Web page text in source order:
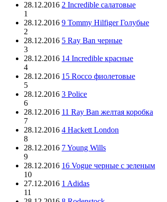
28.12.2016 2 Incredible салатовые
1
28.12.2016 9 Tommy Hilfiger Голубые
2
28.12.2016 5 Ray Ban черные
3
28.12.2016 14 Incredible красные
4
28.12.2016 15 Rocco фиолетовые
5
28.12.2016 3 Police
6
28.12.2016 11 Ray Ban желтая коробка
7
28.12.2016 4 Hackett London
8
28.12.2016 7 Young Wills
9
28.12.2016 16 Vogue черные с зеленым
10
27.12.2016 1 Adidas
11